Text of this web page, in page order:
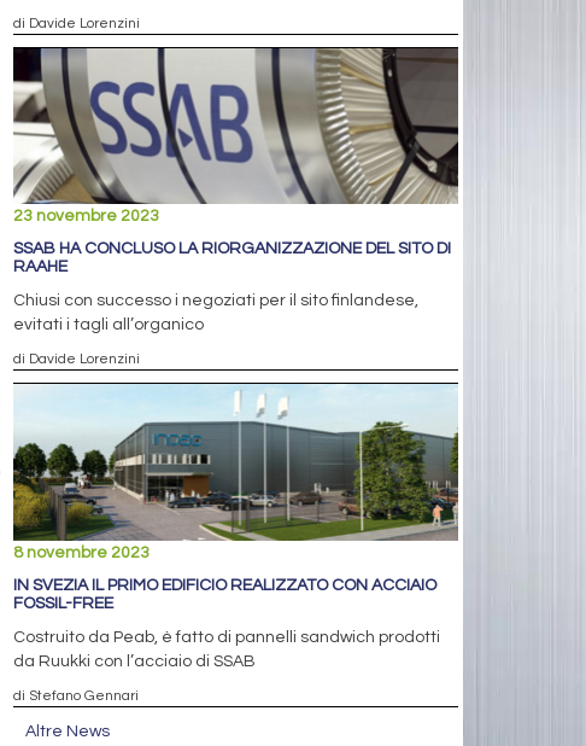
di Davide Lorenzini
23 novembre 2023
SSAB HA CONCLUSO LA RIORGANIZZAZIONE DEL SITO DI
RAAHE
Chiusi con successo i negoziati per il sito finlandese,
evitati i tagli all’organico
di Davide Lorenzini
8 novembre 2023
IN SVEZIA IL PRIMO EDIFICIO REALIZZATO CON ACCIAIO
FOSSIL-FREE
Costruito da Peab, è fatto di pannelli sandwich prodotti
da Ruukki con l’acciaio di SSAB
di Stefano Gennari
Altre News